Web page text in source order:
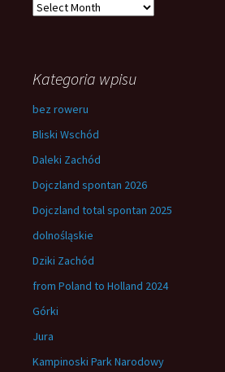
Archives
Kategoria wpisu
bez roweru
Bliski Wschód
Daleki Zachód
Dojczland spontan 2026
Dojczland total spontan 2025
dolnośląskie
Dziki Zachód
from Poland to Holland 2024
Górki
Jura
Kampinoski Park Narodowy